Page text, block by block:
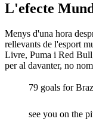
L'efecte
Menys d'una hora
rellevants de l'esport
Livre, Puma i Red
per al davanter, no
79 goals for
see you on the